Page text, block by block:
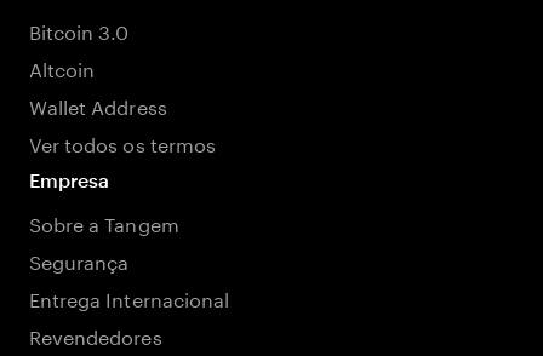
Bitcoin 3.0
Altcoin
Wallet Address
Ver todos os termos
Empresa
Sobre a Tangem
Segurança
Entrega Internacional
Revendedores